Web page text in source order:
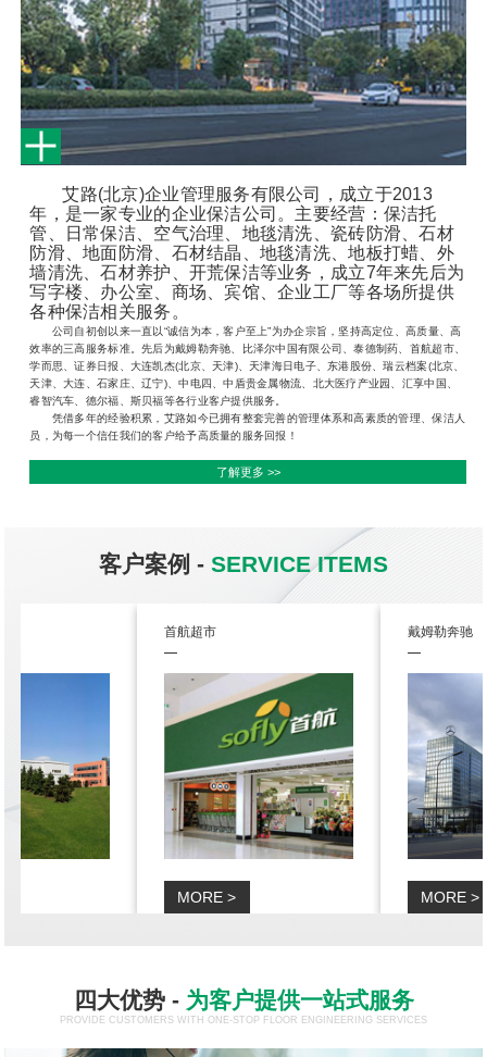
艾路(北京)企业管理服务有限公司，成立于2013
年，是一家专业的企业保洁公司。主要经营：保洁托
管、日常保洁、空气治理、地毯清洗、瓷砖防滑、石材
防滑、地面防滑、石材结晶、地毯清洗、地板打蜡、外
墙清洗、石材养护、开荒保洁等业务，成立7年来先后为
写字楼、办公室、商场、宾馆、企业工厂等各场所提供
各种保洁相关服务。
公司自初创以来一直以“诚信为本，客户至上”为办企宗旨，坚持高定位、高质量、高
效率的三高服务标准。先后为戴姆勒奔驰、比泽尔中国有限公司、泰德制药、首航超市、
学而思、证券日报、大连凯杰(北京、天津)、天津海日电子、东港股份、瑞云档案(北京、
天津、大连、石家庄、辽宁)、中电四、中盾贵金属物流、北大医疗产业园、汇享中国、
睿智汽车、德尔福、斯贝福等各行业客户提供服务。
凭借多年的经验积累，艾路如今已拥有整套完善的管理体系和高素质的管理、保洁人
员，为每一个信任我们的客户给予高质量的服务回报！
了解更多 >>
客户案例 - SERVICE ITEMS
首航超市
MORE >
戴姆勒奔驰
MORE >
四大优势 - 为客户提供一站式服务
PROVIDE CUSTOMERS WITH ONE-STOP FLOOR ENGINEERING SERVICES